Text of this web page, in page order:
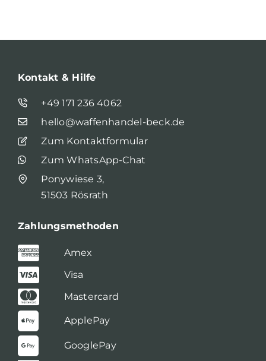
Kontakt & Hilfe
+49 171 236 4062
hello@waffenhandel-beck.de
Zum Kontaktformular
Zum WhatsApp-Chat
Ponywiese 3,
51503 Rösrath
Zahlungsmethoden
Amex
Visa
Mastercard
ApplePay
GooglePay